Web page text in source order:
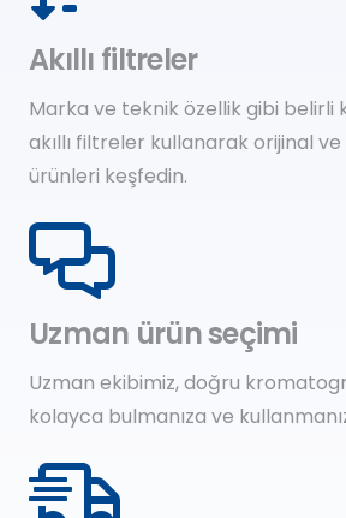
Akıllı filtreler
Marka ve teknik özellik gibi
akıllı filtreler kullanarak orijinal
ürünleri keşfedin.
Uzman ürün seçimi
Uzman ekibimiz, doğru
kolayca bulmanıza ve